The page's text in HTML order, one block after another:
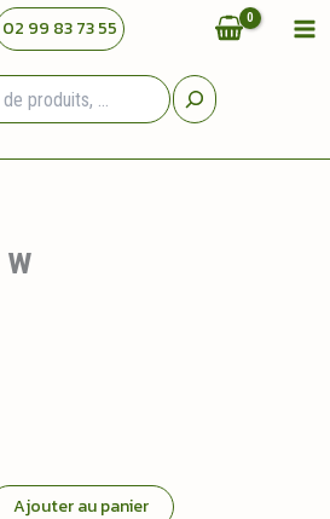
02 99 83 73 55
Ajouter au panier